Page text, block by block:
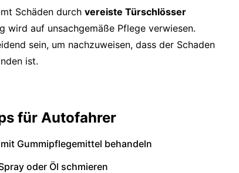
Schäden durch vereiste Türschlösser
wird auf unsachgemäße Pflege verwiesen.
sein, um nachzuweisen, dass der Schaden
ist.
für Autofahrer
Gummipflegemittel behandeln
oder Öl schmieren